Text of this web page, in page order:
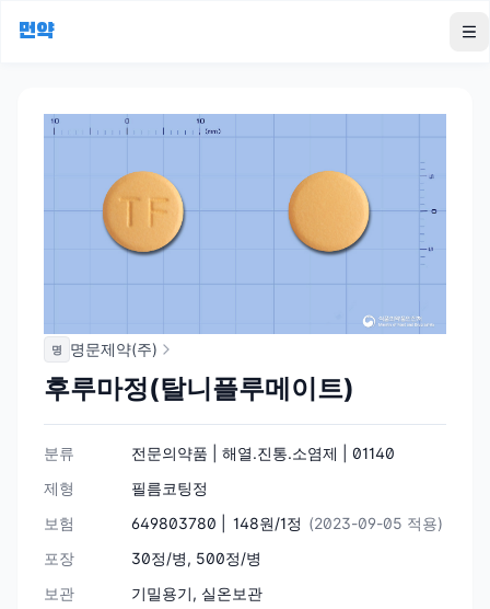
먼약
명 명문제약(주)
후루마정(탈니플루메이트)
분류
전문의약품 | 해열.진통.소염제 | 01140
제형
필름코팅정
보험
649803780 | 148원/1정 (2023-09-05 적용)
포장
30정/병, 500정/병
보관
기밀용기, 실온보관